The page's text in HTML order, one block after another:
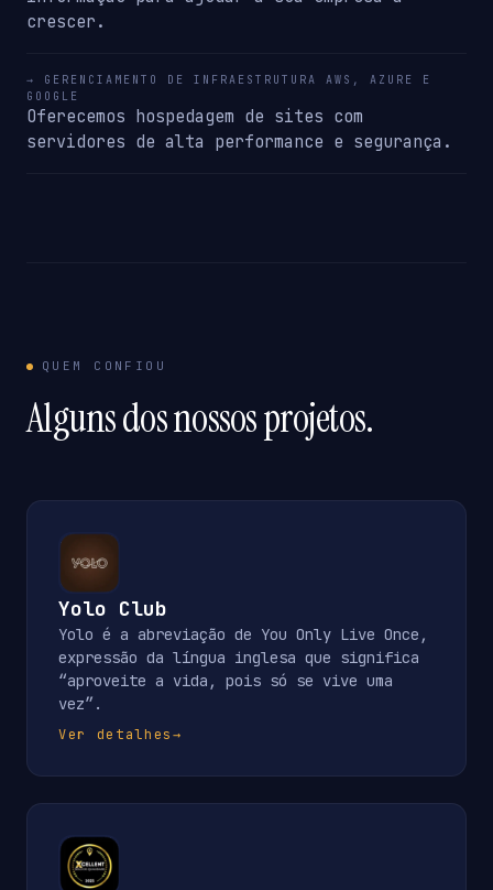
crescer.
→ GERENCIAMENTO DE INFRAESTRUTURA AWS, AZURE E
GOOGLE
Oferecemos hospedagem de sites com
servidores de alta performance e segurança.
QUEM CONFIOU
Alguns dos nossos projetos.
Yolo Club
Yolo é a abreviação de You Only Live Once,
expressão da língua inglesa que significa
“aproveite a vida, pois só se vive uma
vez”.
Ver detalhes→